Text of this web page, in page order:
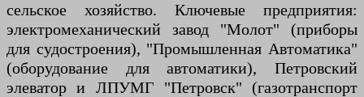
сельское хозяйство. Ключевые предприятия:
электромеханический завод "Молот" (приборы
для судостроения), "Промышленная Автоматика"
(оборудование для автоматики), Петровский
элеватор и ЛПУМГ "Петровск" (газотранспорт